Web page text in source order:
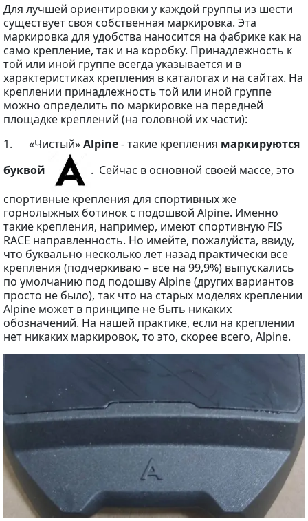
Для лучшей ориентировки у каждой группы из шести
существует своя собственная маркировка. Эта
маркировка для удобства наносится на фабрике как на
само крепление, так и на коробку. Принадлежность к
той или иной группе всегда указывается и в
характеристиках крепления в каталогах и на сайтах. На
креплении принадлежность той или иной группе
можно определить по маркировке на передней
площадке креплений (на головной их части):
1. «Чистый»Alpine- такие крепления маркируются
буквой
. Сейчас в основной своей массе, это
спортивные крепления для спортивных же
горнолыжных ботинок с подошвой Alpine. Именно
такие крепления, например, имеют спортивную FIS
RACE направленность. Но имейте, пожалуйста, ввиду,
что буквально несколько лет назад практически все
крепления (подчеркиваю – все на 99,9%) выпускались
по умолчанию под подошву Alpine (других вариантов
просто не было), так что на старых моделях креплении
Alpine может в принципе не быть никаких
обозначений. На нашей практике, если на креплении
нет никаких маркировок, то это, скорее всего, Alpine.